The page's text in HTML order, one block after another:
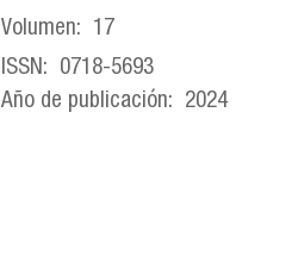
Volumen:
17
ISSN:
0718-5693
Año de publicación:
2024